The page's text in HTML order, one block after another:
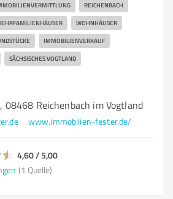
REICHENBACH
WOHNHÄUSER
IMMOBILIENVERKAUF
SÄCHSISCHES VOGTLAND
Reichenbach im Vogtland
www.immobilien-fester.de/
4,60 / 5,00
(1 Quelle)